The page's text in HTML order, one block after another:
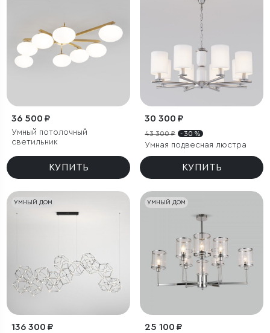
36 500 ₽
Умный потолочный
светильник
КУПИТЬ
30 300 ₽
43 300 ₽ - 30 %
Умная подвесная люстра
КУПИТЬ
УМНЫЙ ДОМ
136 300 ₽
УМНЫЙ ДОМ
25 100 ₽